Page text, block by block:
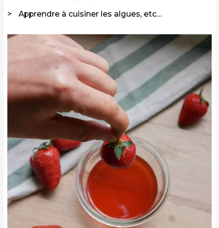
Apprendre à cuisiner les algues, etc…